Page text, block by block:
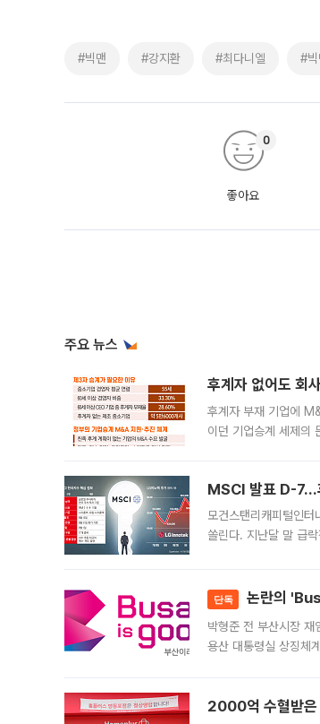
#빅맨 #강지환 #최다니엘 #빅
좋아요
0
주요 뉴스
후계자 없어도 회
후계자 부재 기업에
이던 기업승계 세제의
MSCI 발표 D-7…
모건스탠리캐피털인
쏠린다. 지난달 말 급
단독 논란의
박형준 전 부산시장
용산 대통령실 상징체
2000억 수혈받은